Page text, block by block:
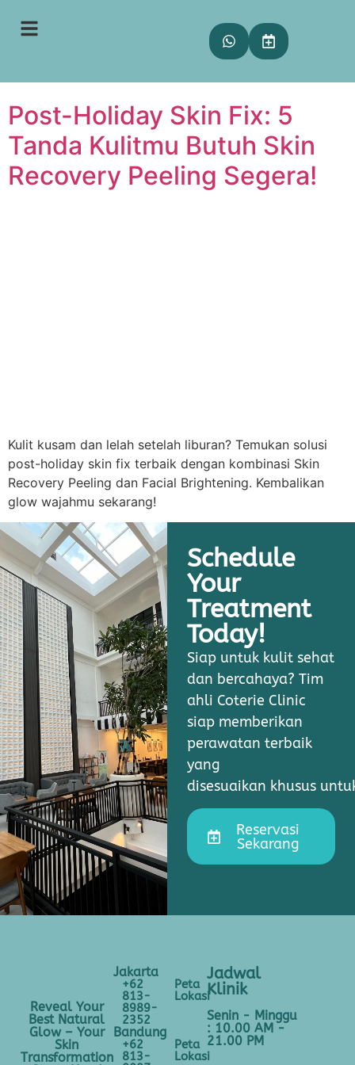
Tag:
post-holiday
Post-Holiday Skin Fix: 5
Tanda Kulitmu Butuh Skin
Recovery Peeling Segera!
Kulit kusam dan lelah setelah liburan? Temukan solusi
post-holiday skin fix terbaik dengan kombinasi Skin
Recovery Peeling dan Facial Brightening. Kembalikan
glow wajahmu sekarang!
Schedule
Your
Treatment
Today!
Siap untuk kulit sehat
dan bercahaya? Tim
ahli Coterie Clinic
siap memberikan
perawatan terbaik
yang
disesuaikan khusus
Reservasi
Sekarang
Reveal Your
Best Natural
Glow – Your
Skin
Transformation
Jakarta
+62
813-
8989-
2352
Peta
Lokasi
Bandung
+62
813-
Peta
Lokasi
Jadwal
Klinik
Senin - Minggu
: 10.00 AM -
21.00 PM